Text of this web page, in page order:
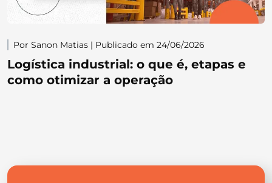
Por Sanon Matias | Publicado em 24/06/2026
Logística industrial: o que é, etapas e
como otimizar a operação